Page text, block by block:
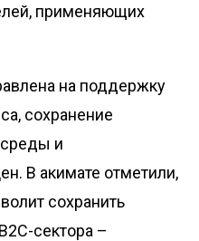
применяющих
на поддержку
сохранение
среды и
В акимате отметили,
сохранить
сектора –